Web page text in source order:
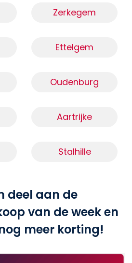
Zerkegem
Ettelgem
Oudenburg
Aartrijke
Stalhille
deel aan de
van de week en
meer korting!